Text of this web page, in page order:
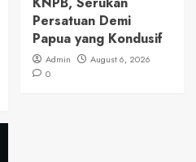
Persatuan Demi
Papua yang Kondusif
Admin
August 6, 2026
0